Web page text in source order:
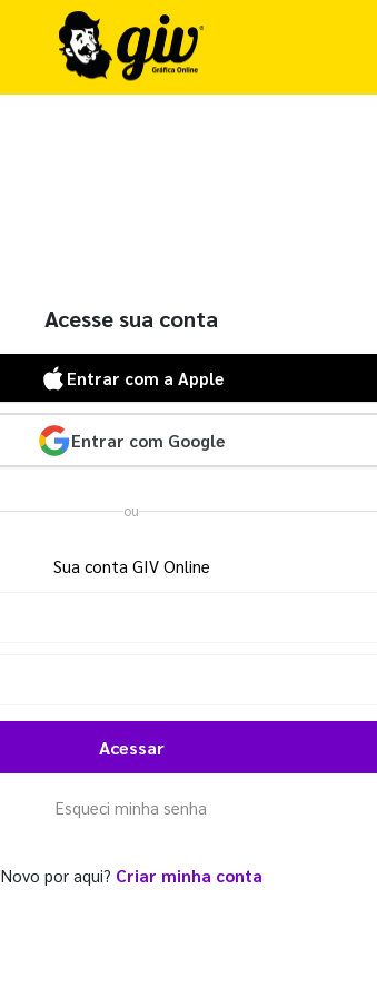
Acesse sua conta
Entrar com a Apple
Entrar com Google
ou
Sua conta GIV Online
Acessar
Esqueci minha senha
Novo por aqui? Criar minha conta